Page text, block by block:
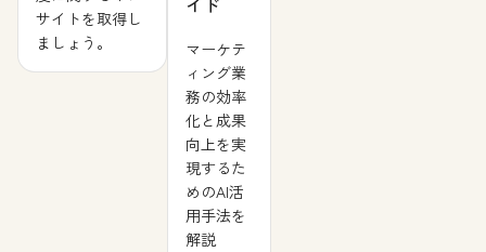
サイトを取得し
ましょう。
マーケテ
ィング業
務の効率
化と成果
向上を実
現するた
めのAI活
用手法を
解説